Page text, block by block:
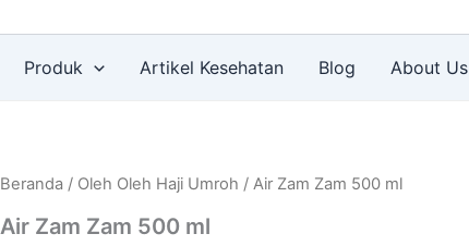
Produk Artikel Kesehatan Blog About Us
Beranda / Oleh Oleh Haji Umroh / Air Zam Zam 500 ml
Air Zam Zam 500 ml